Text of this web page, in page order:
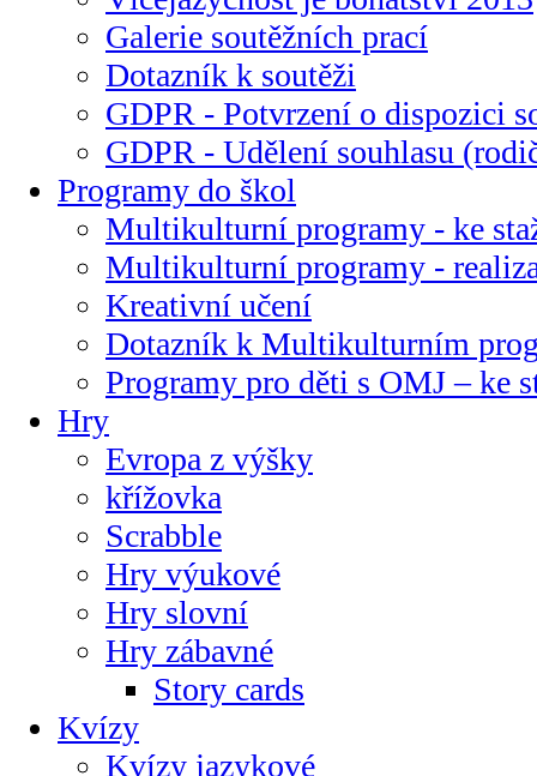
Galerie soutěžních prací
Dotazník k soutěži
GDPR - Potvrzení o dispozici
GDPR - Udělení souhlasu
Programy do škol
Multikulturní programy - ke
Multikulturní programy -
Kreativní učení
Dotazník k Multikulturním
Programy pro děti s OMJ – ke
Hry
Evropa z výšky
křížovka
Scrabble
Hry výukové
Hry slovní
Hry zábavné
Story cards
Kvízy
Kvízy jazykové